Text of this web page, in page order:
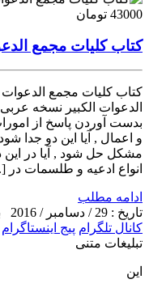
43000 تومان
کتاب کلیات مجمع
کتاب کلیات مجمع
الدعوات الکبیر نسخه
بدست آوردن پاسخ از
و اعمال , آیا این دو جدا
مشکل حل شود , آیا در این
انواع ادعیه و طلسمات در
ادامه مطلب
تاریخ : 29 / دسامبر / 2016
کانال تلگرام پیج اینستاگرام
تبلیغات متنی
این